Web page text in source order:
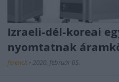
Izraeli-dél-koreai
nyomtatnak
ferenck • 2020. február 05.